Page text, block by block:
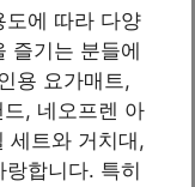
도에 따라 다양
즐기는 분들에
용 요가매트,
드, 네오프렌 아
세트와 거치대,
합니다. 특히